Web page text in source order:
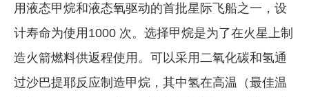
用液态甲烷和液态氧驱动的首批星际飞船之一，设
计寿命为使用1000 次。选择甲烷是为了在火星上制
造火箭燃料供返程使用。可以采用二氧化碳和氢通
过沙巴提耶反应制造甲烷，其中氢在高温（最佳温